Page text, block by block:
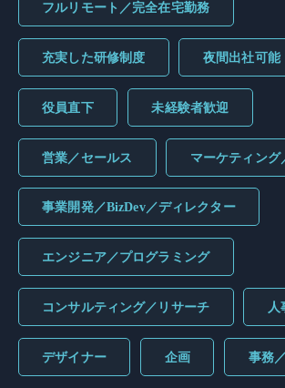
フルリモート／完全在宅勤務
充実した研修制度 夜間出社可能
役員直下 未経験者歓迎
営業／セールス マーケティング
事業開発／BizDev／ディレクター
エンジニア／プログラミング
コンサルティング／リサーチ 人
デザイナー 企画 事務